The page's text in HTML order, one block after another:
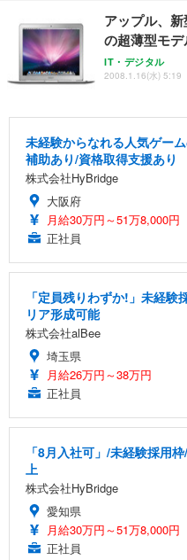
アップル、
の超薄型モデ
IT・デジタル
2008.1.16(水) 5:19
未経験からなれる人気ゲー
補助あり/資格取得支援あり
株式会社HyBridge
大阪府
月給30万円～51万8,000円
正社員
「定員残りわずか!」未経
リア形成可能
株式会社alBee
埼玉県
月給26万円～38万円
正社員
「8月入社可」/未経験採用
上
株式会社HyBridge
愛知県
月給30万円～51万8,000円
正社員